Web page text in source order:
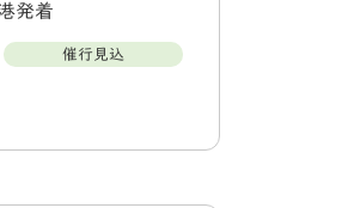
発着
催行見込